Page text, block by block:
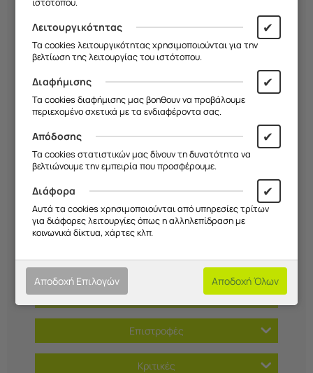
Ανθεκτικό σε γρατζουνιές και χτυπήματα
Διατηρεί διαύγεια οθόνης και ευαισθησία αφής
Εύκολη και ακριβής εφαρμογή χωρίς φυσαλίδες
Προστασία πλήρους οθόνης
Premium ποιότητα Tech-Protect
Χαρακτηριστικά
Τρόποι Πληρωμής
Επιστροφές
Κριτικές
ιστότοπου.
Λειτουργικότητας ✔
Τα cookies λειτουργικότητας χρησιμοποιούνται για την
βελτίωση της λειτουργίας του ιστότοπου.
Διαφήμισης ✔
Τα cookies διαφήμισης μας βοηθουν να προβάλουμε
περιεχομένο σχετικά με τα ενδιαφέροντα σας.
Απόδοσης ✔
Τα cookies στατιστικών μας δίνουν τη δυνατότητα να
βελτιώνουμε την εμπειρία που προσφέρουμε.
Διάφορα ✔
Αυτά τα cookies χρησιμοποιούνται από υπηρεσίες τρίτων
για διάφορες λειτουργίες όπως η αλληλεπίδραση με
κοινωνικά δίκτυα, χάρτες κλπ.
Αποδοχή Επιλογών Αποδοχή Όλων